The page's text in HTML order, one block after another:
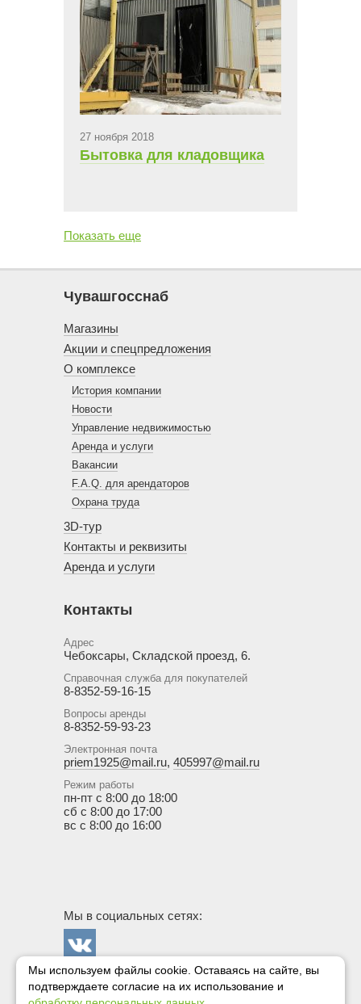
27 ноября 2018
Бытовка для кладовщика
Показать еще
Чувашгосснаб
Магазины
Акции и спецпредложения
О комплексе
История компании
Новости
Управление недвижимостью
Аренда и услуги
Вакансии
F.A.Q. для арендаторов
Охрана труда
3D-тур
Контакты и реквизиты
Аренда и услуги
Мы в социальных сетях:
Госснаб в
сети
Контакты
Адрес
Чебоксары, Складской проезд, 6.
Справочная служба для покупателей
8-8352-59-16-15
Вопросы аренды
8-8352-59-93-23
Электронная почта
priem1925@mail.ru, 405997@mail.ru
Режим работы
пн-пт с 8:00 до 18:00
сб с 8:00 до 17:00
вс с 8:00 до 16:00
Сайт создан
Мы используем файлы cookie. Оставаясь на сайте, вы
подтверждаете согласие на их использование и